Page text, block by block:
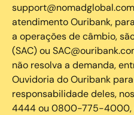
atendimento Ouribank,
a operações de câmbio,
(SAC) ou
não resolva a demanda,
Ouvidoria do Ouribank
responsabilidade deles,
4444 ou 0800-775-4000,